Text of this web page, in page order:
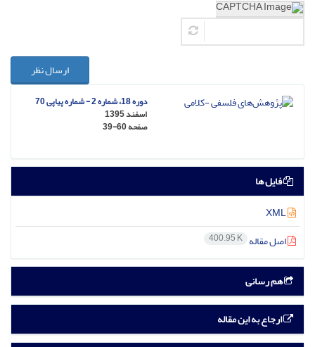
ارسال نظر
دوره 18، شماره 2 - شماره پیاپی 70
اسفند 1395
صفحه39-60
فایل ها
اصل مقاله 400.95 K
هم رسانی
ارجاع به این مقاله